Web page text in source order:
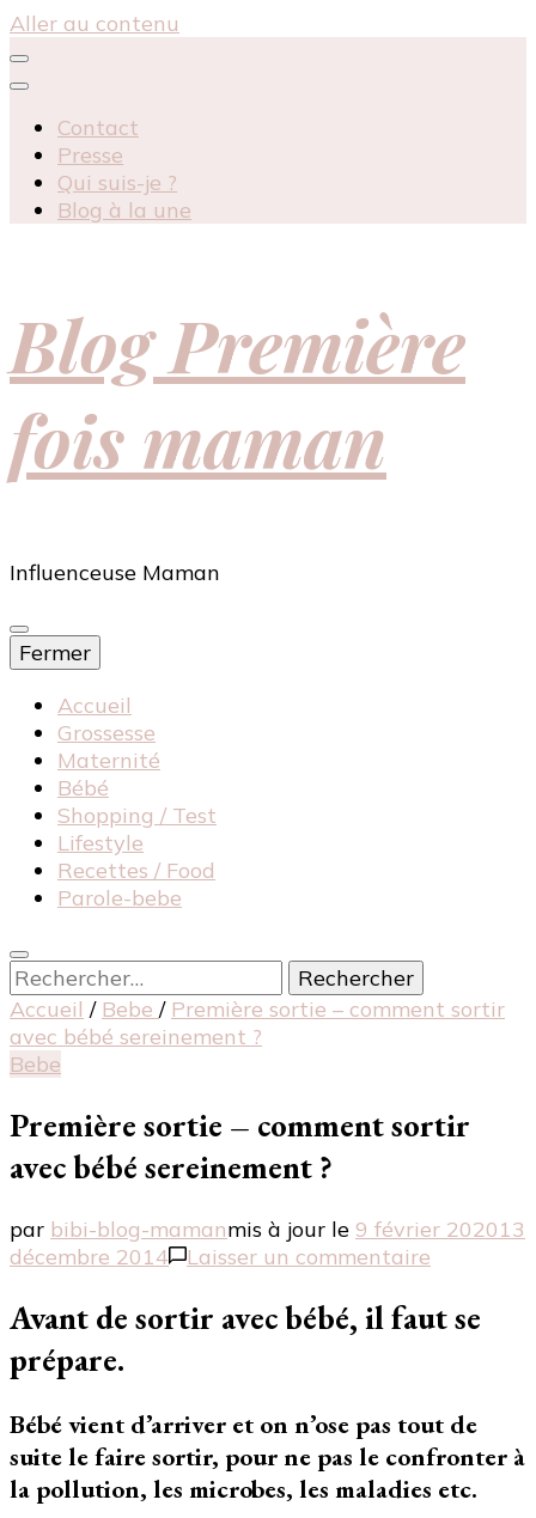
Aller au contenu
Contact
Presse
Qui suis-je ?
Blog à la une
Blog Première
fois maman
Influenceuse Maman
Fermer
Accueil
Grossesse
Maternité
Bébé
Shopping / Test
Lifestyle
Recettes / Food
Parole-bebe
Rechercher :
Accueil / Bebe / Première sortie – comment sortir
avec bébé sereinement ?
Bebe
Première sortie – comment sortir
avec bébé sereinement ?
par bibi-blog-mamanmis à jour le 9 février 202013
décembre 2014
Laisser un commentaire
sortie
–
avec
bébé
?
Avant de sortir avec bébé, il faut se
prépare.
Bébé vient d’arriver et on n’ose pas tout de
suite le faire sortir, pour ne pas le confronter à
la pollution, les microbes, les maladies etc.